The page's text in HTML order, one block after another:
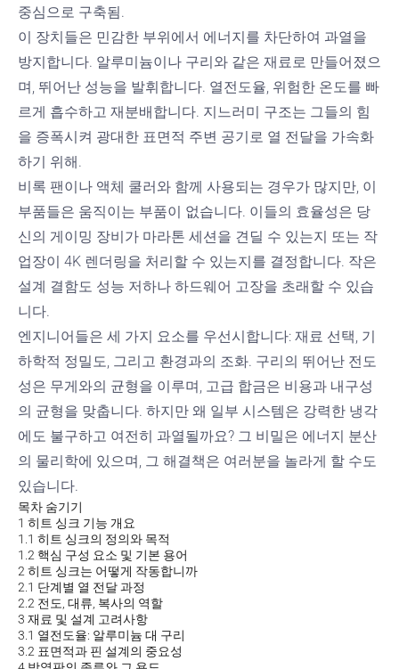
중심으로 구축됨.
이 장치들은 민감한 부위에서 에너지를 차단하여 과열을
방지합니다. 알루미늄이나 구리와 같은 재료로 만들어졌으
며, 뛰어난 성능을 발휘합니다. 열전도율, 위험한 온도를 빠
르게 흡수하고 재분배합니다. 지느러미 구조는 그들의 힘
을 증폭시켜 광대한 표면적 주변 공기로 열 전달을 가속화
하기 위해.
비록 팬이나 액체 쿨러와 함께 사용되는 경우가 많지만, 이
부품들은 움직이는 부품이 없습니다. 이들의 효율성은 당
신의 게이밍 장비가 마라톤 세션을 견딜 수 있는지 또는 작
업장이 4K 렌더링을 처리할 수 있는지를 결정합니다. 작은
설계 결함도 성능 저하나 하드웨어 고장을 초래할 수 있습
니다.
엔지니어들은 세 가지 요소를 우선시합니다: 재료 선택, 기
하학적 정밀도, 그리고 환경과의 조화. 구리의 뛰어난 전도
성은 무게와의 균형을 이루며, 고급 합금은 비용과 내구성
의 균형을 맞춥니다. 하지만 왜 일부 시스템은 강력한 냉각
에도 불구하고 여전히 과열될까요? 그 비밀은 에너지 분산
의 물리학에 있으며, 그 해결책은 여러분을 놀라게 할 수도
있습니다.
목차 숨기기
1 히트 싱크 기능 개요
1.1 히트 싱크의 정의와 목적
1.2 핵심 구성 요소 및 기본 용어
2히트 싱크는 어떻게 작동합니까
2.1 단계별 열 전달 과정
2.2 전도, 대류, 복사의 역할
3 재료 및 설계 고려사항
3.1 열전도율: 알루미늄 대 구리
3.2 표면적과 핀 설계의 중요성